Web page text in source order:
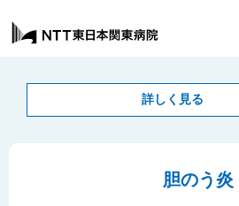
詳しく見る
胆のう炎